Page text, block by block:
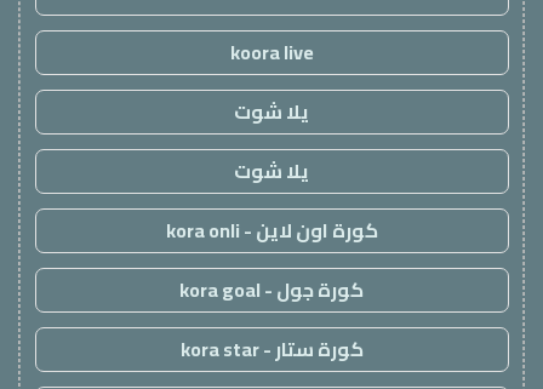
koora live
يلا شوت
يلا شوت
كورة اون لاين - kora onli
كورة جول - kora goal
كورة ستار - kora star